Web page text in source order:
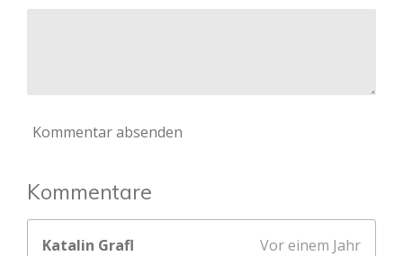
Kommentar absenden
Kommentare
Katalin Grafl
Vor einem Jahr